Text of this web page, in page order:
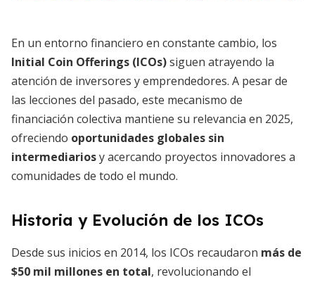
En un entorno financiero en constante cambio, los
Initial Coin Offerings (ICOs)siguen atrayendo la
atención de inversores y emprendedores. A pesar de
las lecciones del pasado, este mecanismo de
financiación colectiva mantiene su relevancia en 2025,
ofreciendo oportunidades globales sin
intermediariosy acercando proyectos innovadores a
comunidades de todo el mundo.
Historia y Evolución de los ICOs
Desde sus inicios en 2014, los ICOs recaudaron más de
$50 mil millones en total, revolucionando el